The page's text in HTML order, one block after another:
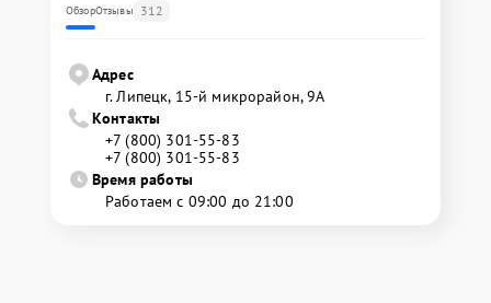
ОбзорОтзывы 312
Адрес
г. Липецк, 15-й микрорайон, 9А
Контакты
+7 (800) 301-55-83
+7 (800) 301-55-83
Время работы
Работаем с 09:00 до 21:00